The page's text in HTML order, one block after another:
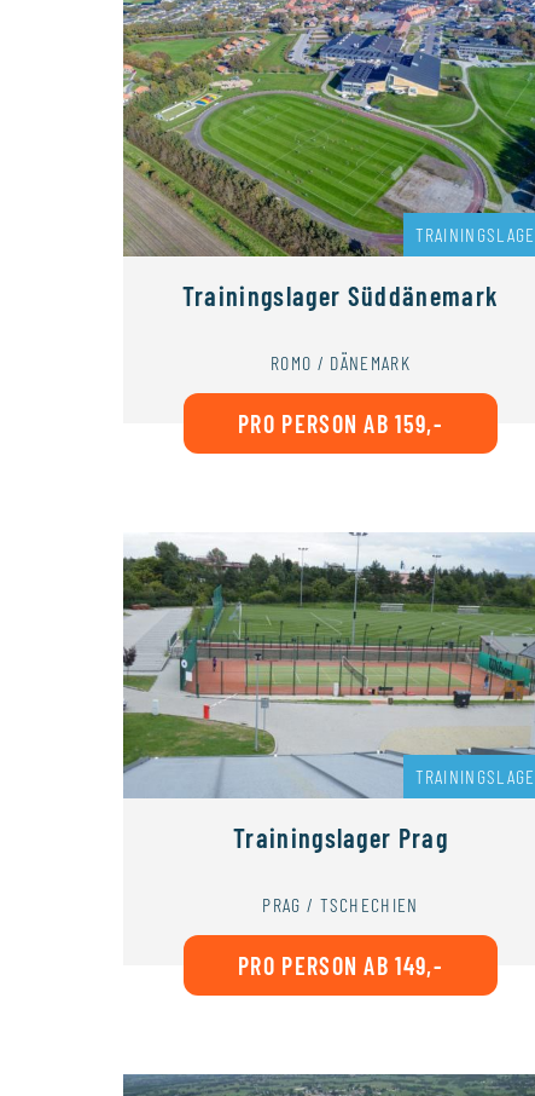
Trainingslager Süddänemark
ROMO / DÄNEMARK
PRO PERSON AB 159,-
Trainingslager Prag
PRAG / TSCHECHIEN
PRO PERSON AB 149,-